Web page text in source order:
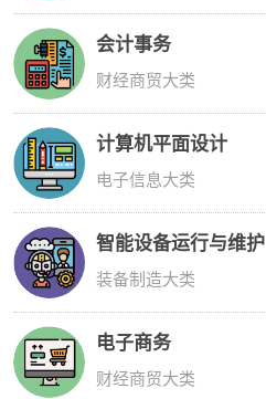
会计事务
财经商贸大类
计算机平面设计
电子信息大类
智能设备运行与维护
装备制造大类
电子商务
财经商贸大类